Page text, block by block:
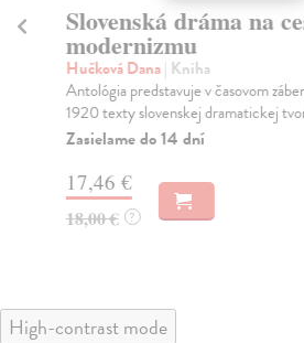
Slovenská dráma na
modernizmu
Hučková Dana| Kniha
Antológia predstavuje v časovom
1920 texty slovenskej dramatickej
Zasielame do 14 dní
17,46 €
18,00 € ?
High-contrast mode